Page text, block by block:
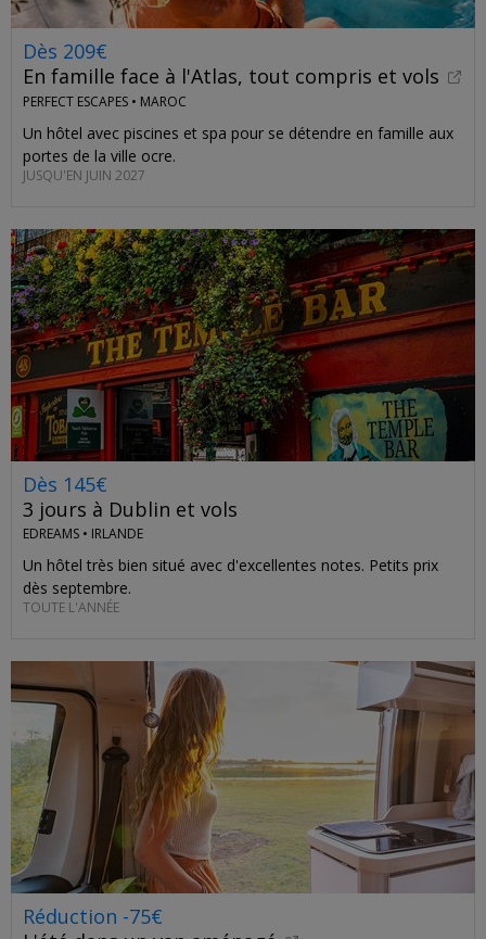
Dès 209€
En famille face à l'Atlas, tout compris et vols
PERFECT ESCAPES • MAROC
Un hôtel avec piscines et spa pour se détendre en famille aux
portes de la ville ocre.
JUSQU'EN JUIN 2027
Dès 145€
3 jours à Dublin et vols
EDREAMS • IRLANDE
Un hôtel très bien situé avec d'excellentes notes. Petits prix
dès septembre.
TOUTE L'ANNÉE
Réduction -75€